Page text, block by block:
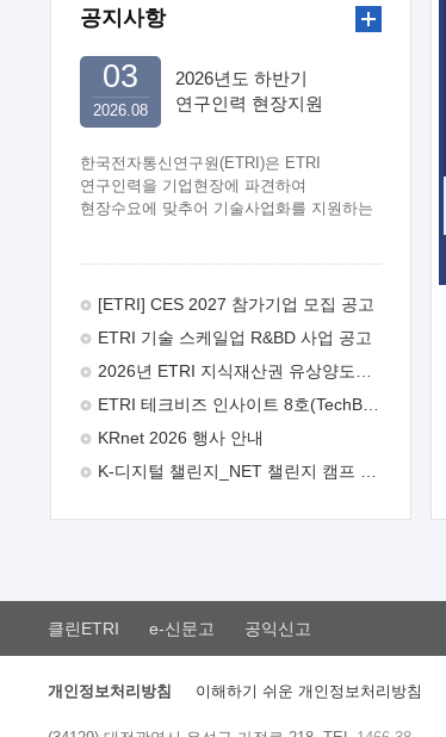
공지사항
2026년도 하반기
연구인력 현장지원
한국전자통신연구원(ETRI)은 ETRI
연구인력을 기업현장에 파견하여
현장수요에 맞추어 기술사업화를 지원하는
주시기 바랍니다. 2026년 8월
추진목적: ETRI 인력을 기업현장에 파견.
기술지원을 실시함으로써 ETRI 개발기술의
극대화하고, 지원기업을 강견기업으로
육성하고자 함.  신청자격: ETRI
ETRI 창업/연구소기업, 기술이전/출자기업
(2 ~ 3년차) 연봉의 40%  추진일정(1)
희망기업 신청/접수(2)희망인력-희망기업
매칭(3)현장조사/ 선정(심의)(4)협약체결
26일 9월초순 9월 중순 10월 이후*
2026.08
03
[ETRI] CES 2027 참가기업 모집 공고
ETRI 기술 스케일업 R&BD 사업 공고
ETRI 테크비즈 인사이트 8호(TechBiz Insight Vol.8) 발간
KRnet 2026 행사 안내
클린ETRI e-신문고 공익신고
개인정보처리방침 이해하기 쉬운 개인정보처리방침